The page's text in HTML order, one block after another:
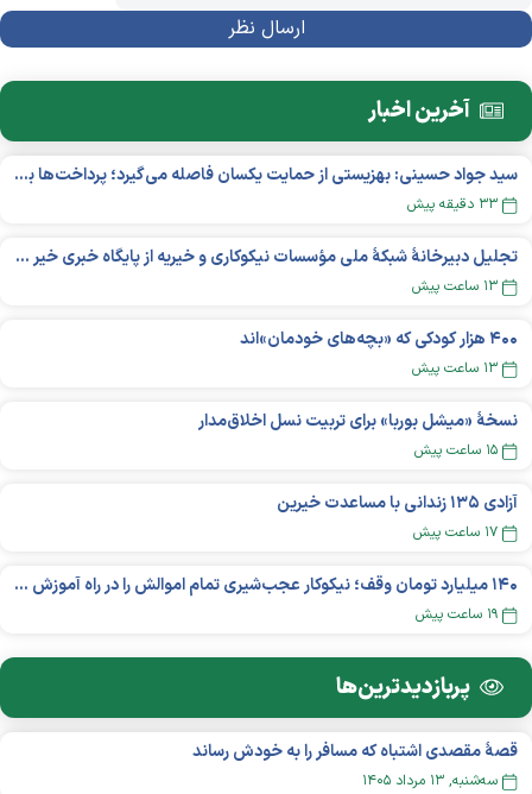
آخرین اخبار
سید جواد حسینی: بهزیستی از حمایت یکسان فاصله می‌گیرد؛ پرداخت‌ها بر اساس نوع معلولیت و میزان نیاز تغییر می‌کند
۳۳ دقیقه پیش
تجلیل دبیرخانۀ شبکۀ ملی مؤسسات نیکوکاری و خیریه از پایگاه خبری خیر ایران
۱۳ ساعت پیش
۴۰۰ هزار کودکی که «بچه‌های خودمان»‌اند
۱۳ ساعت پیش
نسخهٔ «میشل بوربا» برای تربیت نسل اخلاق‌مدار
۱۵ ساعت پیش
آزادی ۱۳۵ زندانی با مساعدت خیرین
۱۷ ساعت پیش
۱۴۰ میلیارد تومان وقف؛ نیکوکار عجب‌شیری تمام اموالش را در راه آموزش بخشید
۱۹ ساعت پیش
پربازدید‌ترین‌ها
قصهٔ مقصدی اشتباه که مسافر را به خودش رساند
سه‌شنبه, ۱۳ مرداد ۱۴۰۵